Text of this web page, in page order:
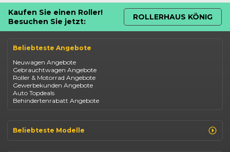
Kaufen Sie einen Roller!
Besuchen Sie jetzt:
ROLLERHAUS KÖNIG
Beliebteste Angebote
Neuwagen Angebote
Gebrauchtwagen Angebote
Roller & Motorrad Angebote
Gewerbekunden Angebote
Auto Topdeals
Behindertenrabatt Angebote
Beliebteste Modelle